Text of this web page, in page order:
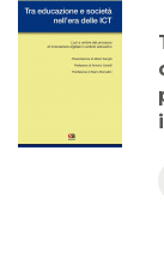
Anno XV,
Anno XV,
2023
Anno XV,